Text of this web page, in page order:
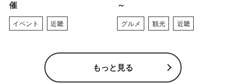
催
イベント 近畿
～
グルメ 観光 近畿
もっと見る